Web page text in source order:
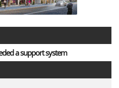
a support system